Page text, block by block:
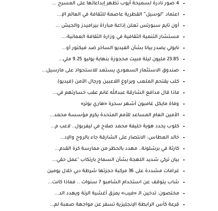
4 صور نادرة لسميحة أيوب تظهر إبداعاتها على المسرح ...
اعتماد “لوسيل” القطرية عاصمة للثقافة في العالم الإ...
أون تايم سبورتس تعلن إذاعة مباراة بيراميدز والجيش ...
مستشار التنمية الثقافية في وزارة الثقافة العمانية:...
نابولي يصدر بيانا بشأن الفيديو الساخر ضد فيكتور أو...
23.85 مليون ليلة مبيت محجوزة بنهاية يوليو 9.25 ملي...
صندوق الاستثمار السعودي يستعد للاستحواذ على مارسيل...
كلب يقتحم الملعب ويراوغ اللاعبين ورجال الأمن (فيديو)
ماذا قال مدافع الشارقة عبدالله غانم عقب خسارتهم في...
وفاة مايكل غامبون أشهر سحرة «هاري بوتر»
الأمين العام المساعد للأمم المتحدة يكرم مؤسسة محمد...
كلوب يحدد هوية خليفة محمد صلاح في ليفربول.. لاعب م...
خالد العطاس: الانتصار على الشارقة جاء بالروح والإد...
كارثة في برشلونة.. مهدد بالحظر من ممارسة كرة القدم...
بيان تركي شديد اللهجة بشأن السماح بارتكاب "عمل حقي...
غرامات مشددة على 36 مركبة حجزتها شرطة دبي خلال يومين
شاب يتوقف عن استخدام الشامبو 7 سنوات .. فماذا كانت...
مختصون: تدخين الـ «فيب» يمزق أغشية الرئة ويهدد الد...
قرعة كأس الرابطة الإنجليزية تسفر عن مواجهة صعبة لم...